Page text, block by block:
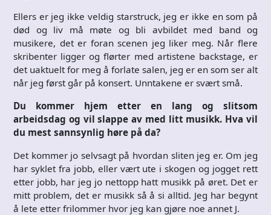
Ellers er jeg ikke veldig starstruck, jeg er ikke en som på
død og liv må møte og bli avbildet med band og
musikere, det er foran scenen jeg liker meg. Når flere
skribenter ligger og flørter med artistene backstage, er
det uaktuelt for meg å forlate salen, jeg er en som ser alt
når jeg først går på konsert. Unntakene er svært små.
Du kommer hjem etter en lang og slitsom
arbeidsdag og vil slappe av med litt musikk. Hva vil
du mest sannsynlig høre på da?
Det kommer jo selvsagt på hvordan sliten jeg er. Om jeg
har syklet fra jobb, eller vært ute i skogen og jogget rett
etter jobb, har jeg jo nettopp hatt musikk på øret. Det er
mitt problem, det er musikk så å si alltid. Jeg har begynt
å lete etter frilommer hvor jeg kan gjøre noe annet J.